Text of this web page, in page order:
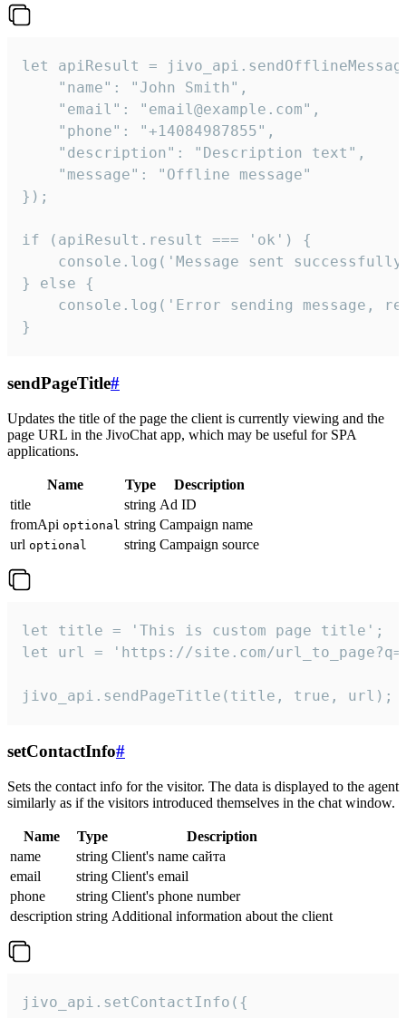
let apiResult =
    "name": "John Smith",
    "email": "email@example.com",
    "phone": "+14084987855",
    "description": "Description text",
    "message": "Offline message"
});
if (apiResult.result === 'ok') {
console.log('Message sent
} else {
console.log('Error sending message,
}
sendPageTitle#
Updates the title of the page the client is currently viewing and the
page URL in the JivoChat app, which may be useful for SPA
applications.
Name Type
Description
title
string Ad ID
fromApi optional string Campaign name
url optional string Campaign source
let title = 'This is custom page title';
let url = 'https://site.com/
jivo_api.sendPageTitle(title, true, url);
setContactInfo#
Sets the contact info for the visitor. The data is displayed to the agent
similarly as if the visitors introduced themselves in the chat window.
Name Type
Description
name
string Client's name сайта
email
string Client's email
phone
string Client's phone number
description string Additional information about the client
jivo_api.setContactInfo({